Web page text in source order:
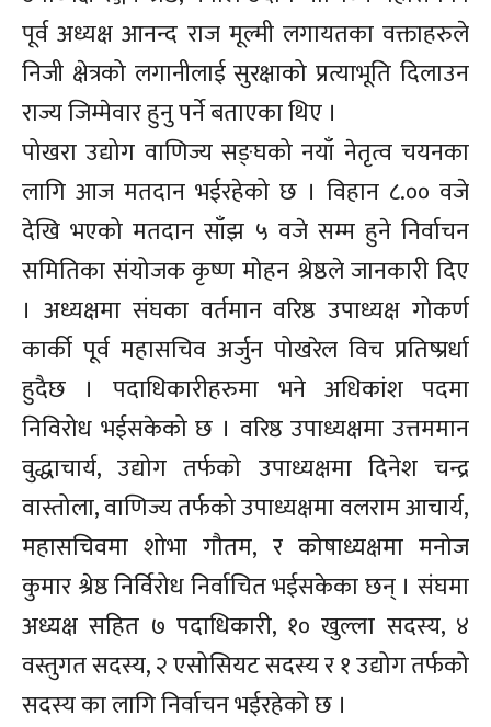
पूर्व अध्यक्ष आनन्द राज मूल्मी लगायतका वक्ताहरुले
निजी क्षेत्रको लगानीलाई सुरक्षाको प्रत्याभूति दिलाउन
राज्य जिम्मेवार हुनु पर्ने बताएका थिए ।
पोखरा उद्योग वाणिज्य सङ्घको नयाँ नेतृत्व चयनका
लागि आज मतदान भईरहेको छ । विहान ८.०० वजे
देखि भएको मतदान साँझ ५ वजे सम्म हुने निर्वाचन
समितिका संयोजक कृष्ण मोहन श्रेष्ठले जानकारी दिए
। अध्यक्षमा संघका वर्तमान वरिष्ठ उपाध्यक्ष गोकर्ण
कार्की पूर्व महासचिव अर्जुन पोखरेल विच प्रतिष्प्रर्धा
हुदैछ । पदाधिकारीहरुमा भने अधिकांश पदमा
निविरोध भईसकेको छ । वरिष्ठ उपाध्यक्षमा उत्तममान
वुद्धाचार्य, उद्योग तर्फको उपाध्यक्षमा दिनेश चन्द्र
वास्तोला, वाणिज्य तर्फको उपाध्यक्षमा वलराम आचार्य,
महासचिवमा शोभा गौतम, र कोषाध्यक्षमा मनोज
कुमार श्रेष्ठ निर्विरोध निर्वाचित भईसकेका छन् । संघमा
अध्यक्ष सहित ७ पदाधिकारी, १० खुल्ला सदस्य, ४
वस्तुगत सदस्य, २ एसोसियट सदस्य र १ उद्योग तर्फको
सदस्य का लागि निर्वाचन भईरहेको छ ।